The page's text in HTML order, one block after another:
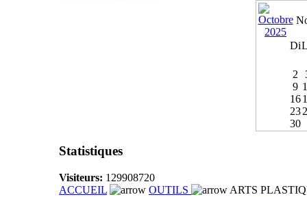
Di
2
9
16
23
30
Statistiques
Visiteurs: 129908720
ACCUEIL
OUTILS ARTS